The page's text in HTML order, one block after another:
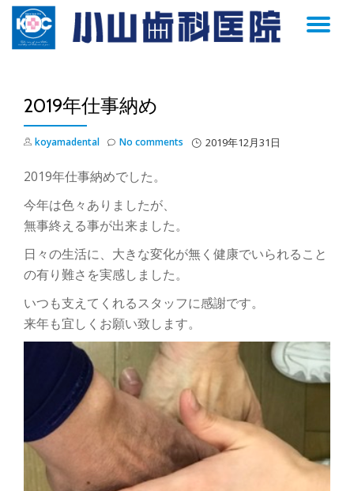
2019年仕事納め
koyamadental 2019年12月31日
No comments
2019年仕事納めでした。
今年は色々ありましたが、
無事終える事が出来ました。
日々の生活に、大きな変化が無く健康でいられること
の有り難さを実感しました。
いつも支えてくれるスタッフに感謝です。
来年も宜しくお願い致します。